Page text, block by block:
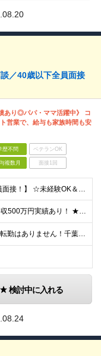
／40歳以下全員面接
あり◎パパ・ママ活躍中》 コ
営業で、給与も家族時間も安
歴不問 ベテランOK
複数月 面接1回
【条件を満たす方は全員面接！】 ☆未経験OK＆同期と出会える複数名募集！お話し好きならすぐご活躍いただけます◎ ◆要普通自動車運転免許（AT限定可） ◆学歴不問 ◆40歳までの方（長期勤続によるキャリ
★賞与年4回！20代で年収500万円実績あり！ ★未経験からでも基本給27万円スタートと、安定した収入を得られる環境です！ 月給27万円～29万円＋各種手当＋賞与年2回（＋業績賞与年2回） ※経験・
★マイカー通勤OK！ ★転勤はありません！千葉＆大阪で積極採用中！ 【千葉】千葉県白井市富塚1番 【大阪】大阪府堺市堺区南半町東1丁目1番10号 ※(変更の範囲)上記を除く当社関連勤務地
検討中に入れる